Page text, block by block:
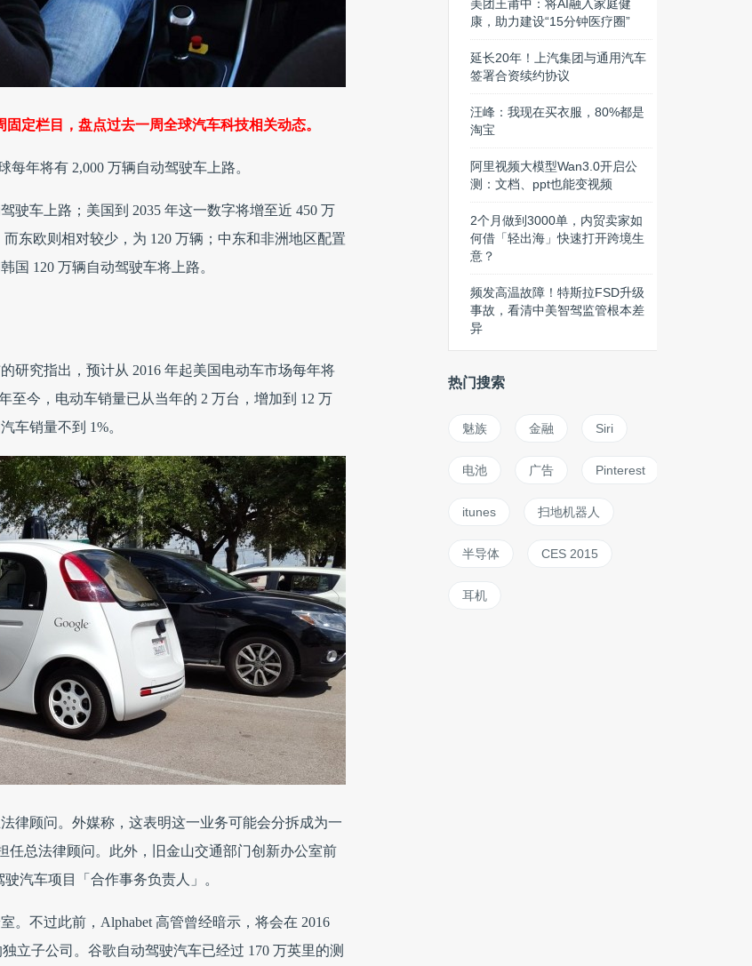
定栏目，盘点过去一周全球汽车科技相关动态。
每年将有 2,000 万辆自动驾驶车上路。
驶车上路；美国到 2035 年这一数字将增至近 450 万
东欧则相对较少，为 120 万辆；中东和非洲地区配置
国 120 万辆自动驾驶车将上路。
研究指出，预计从 2016 年起美国电动车市场每年将
至今，电动车销量已从当年的 2 万台，增加到 12 万
车销量不到 1%。
律顾问。外媒称，这表明这一业务可能会分拆成为一
任总法律顾问。此外，旧金山交通部门创新办公室前
汽车项目「合作事务负责人」。
。不过此前，Alphabet 高管曾经暗示，将会在 2016
立子公司。谷歌自动驾驶汽车已经过 170 万英里的测
美团王莆中：将AI融入家庭健
康，助力建设“15分钟医疗圈”
延长20年！上汽集团与通用汽车
签署合资续约协议
汪峰：我现在买衣服，80%都是
淘宝
阿里视频大模型Wan3.0开启公
测：文档、ppt也能变视频
2个月做到3000单，内贸卖家如
何借「轻出海」快速打开跨境生
意？
频发高温故障！特斯拉FSD升级
事故，看清中美智驾监管根本差
异
热门搜索
魅族 金融 Siri
电池 广告 Pinterest
itunes 扫地机器人
半导体 CES 2015
耳机